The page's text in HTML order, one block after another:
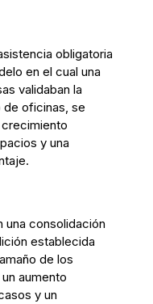
obligatoria
en el cual una
validaban la
de oficinas, se
y una
una consolidación
establecida
de los
aumento
y un